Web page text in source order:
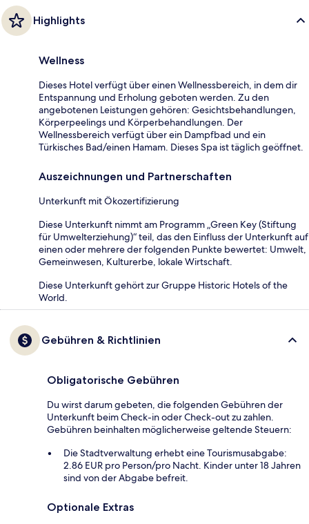
Highlights
Wellness
Dieses Hotel verfügt über einen Wellnessbereich, in dem dir
Entspannung und Erholung geboten werden. Zu den
angebotenen Leistungen gehören: Gesichtsbehandlungen,
Körperpeelings und Körperbehandlungen. Der
Wellnessbereich verfügt über ein Dampfbad und ein
Türkisches Bad/einen Hamam. Dieses Spa ist täglich geöffnet.
Auszeichnungen und Partnerschaften
Unterkunft mit Ökozertifizierung
Diese Unterkunft nimmt am Programm „Green Key (Stiftung
für Umwelterziehung)“ teil, das den Einfluss der Unterkunft auf
einen oder mehrere der folgenden Punkte bewertet: Umwelt,
Gemeinwesen, Kulturerbe, lokale Wirtschaft.
Diese Unterkunft gehört zur Gruppe Historic Hotels of the
World.
Gebühren & Richtlinien
Obligatorische Gebühren
Du wirst darum gebeten, die folgenden Gebühren der
Unterkunft beim Check-in oder Check-out zu zahlen.
Gebühren beinhalten möglicherweise geltende Steuern:
Die Stadtverwaltung erhebt eine Tourismusabgabe:
2.86 EUR pro Person/pro Nacht. Kinder unter 18 Jahren
sind von der Abgabe befreit.
Optionale Extras